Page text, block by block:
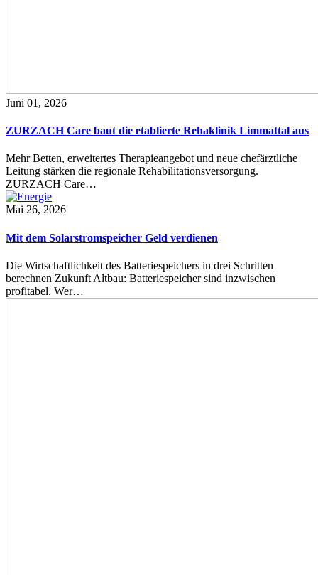
Juni 01, 2026
ZURZACH Care baut die etablierte Rehaklinik Limmattal aus
Mehr Betten, erweitertes Therapieangebot und neue chefärztliche
Leitung stärken die regionale Rehabilitationsversorgung.
ZURZACH Care…
Mai 26, 2026
Mit dem Solarstromspeicher Geld verdienen
Die Wirtschaftlichkeit des Batteriespeichers in drei Schritten
berechnen Zukunft Altbau: Batteriespeicher sind inzwischen
profitabel. Wer…